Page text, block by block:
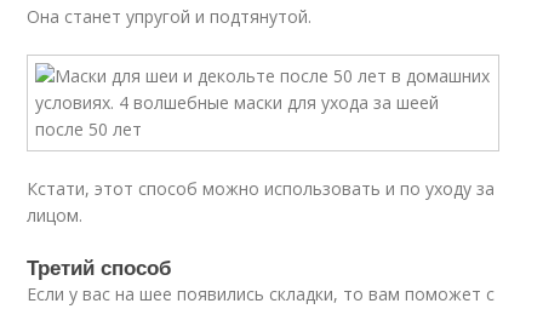
Она станет упругой и подтянутой.
Кстати, этот способ можно использовать и по уходу за
лицом.
Третий способ
Если у вас на шее появились складки, то вам поможет с